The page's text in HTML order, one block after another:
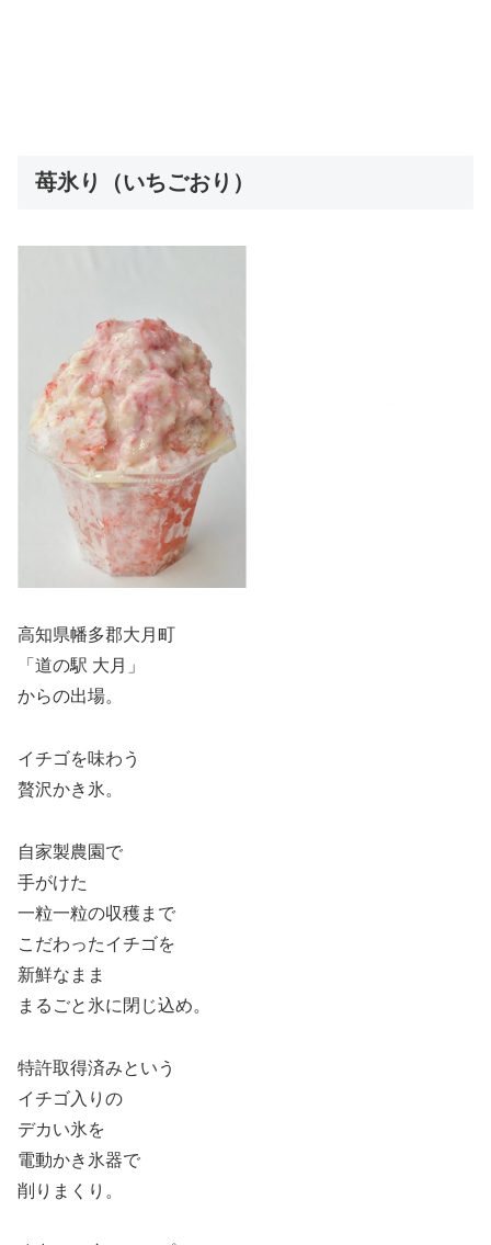
苺氷り（いちごおり）
高知県幡多郡大月町
「道の駅 大月」
からの出場。
イチゴを味わう
贅沢かき氷。
自家製農園で
手がけた
一粒一粒の収穫まで
こだわったイチゴを
新鮮なまま
まるごと氷に閉じ込め。
特許取得済みという
イチゴ入りの
デカい氷を
電動かき氷器で
削りまくり。